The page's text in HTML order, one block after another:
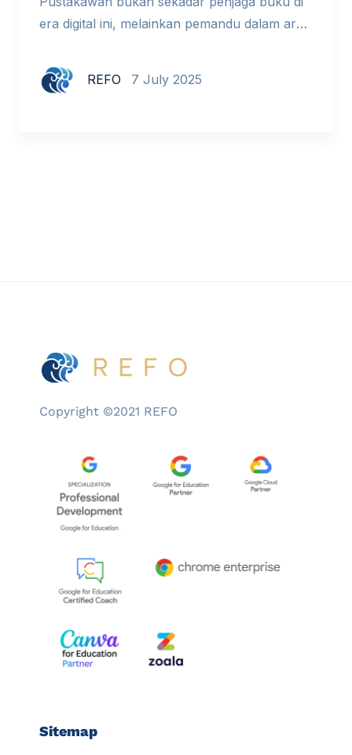
era digital ini, melainkan pemandu dalam arus
dan potensi profesi ini ke depan? Hari
Pustakawan Nasional kita peringati setiap
REFO 7 July 2025
Copyright ©2021 REFO
Sitemap